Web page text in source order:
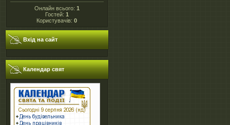
Онлайн всього: 1
Гостей: 1
Користувачів:0
Вхід на сайт
Календар свят